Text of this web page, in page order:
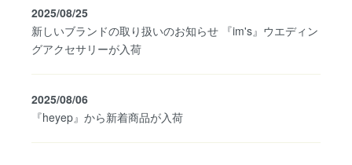
2025/08/25
新しいブランドの取り扱いのお知らせ 『im's』ウエディン
グアクセサリーが入荷
2025/08/06
『heyep』から新着商品が入荷